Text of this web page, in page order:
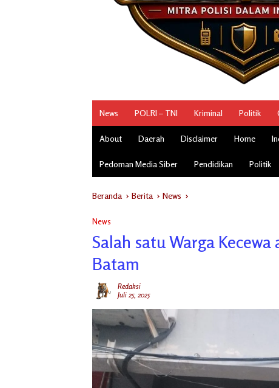
News POLRI – TNI Kriminal Politik
About Daerah Disclaimer Home
Pedoman Media Siber Pendidikan Politik
Beranda Berita News
News
Salah satu Warga
Batam
Redaksi
Juli 25, 2025